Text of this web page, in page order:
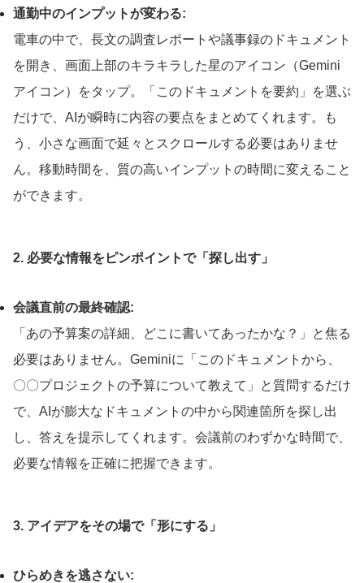
通勤中のインプットが変わる:
電車の中で、長文の調査レポートや議事録のドキュメント
を開き、画面上部のキラキラした星のアイコン（Gemini
アイコン）をタップ。「このドキュメントを要約」を選ぶ
だけで、AIが瞬時に内容の要点をまとめてくれます。も
う、小さな画面で延々とスクロールする必要はありませ
ん。移動時間を、質の高いインプットの時間に変えること
ができます。
2. 必要な情報をピンポイントで「探し出す」
会議直前の最終確認:
「あの予算案の詳細、どこに書いてあったかな？」と焦る
必要はありません。Geminiに「このドキュメントから、
〇〇プロジェクトの予算について教えて」と質問するだけ
で、AIが膨大なドキュメントの中から関連箇所を探し出
し、答えを提示してくれます。会議前のわずかな時間で、
必要な情報を正確に把握できます。
3. アイデアをその場で「形にする」
ひらめきを逃さない: